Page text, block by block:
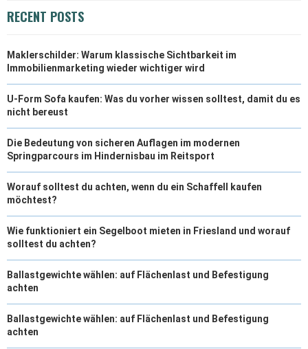
RECENT POSTS
Maklerschilder: Warum klassische Sichtbarkeit im
Immobilienmarketing wieder wichtiger wird
U-Form Sofa kaufen: Was du vorher wissen solltest, damit du es
nicht bereust
Die Bedeutung von sicheren Auflagen im modernen
Springparcours im Hindernisbau im Reitsport
Worauf solltest du achten, wenn du ein Schaffell kaufen
möchtest?
Wie funktioniert ein Segelboot mieten in Friesland und worauf
solltest du achten?
Ballastgewichte wählen: auf Flächenlast und Befestigung
achten
Ballastgewichte wählen: auf Flächenlast und Befestigung
achten